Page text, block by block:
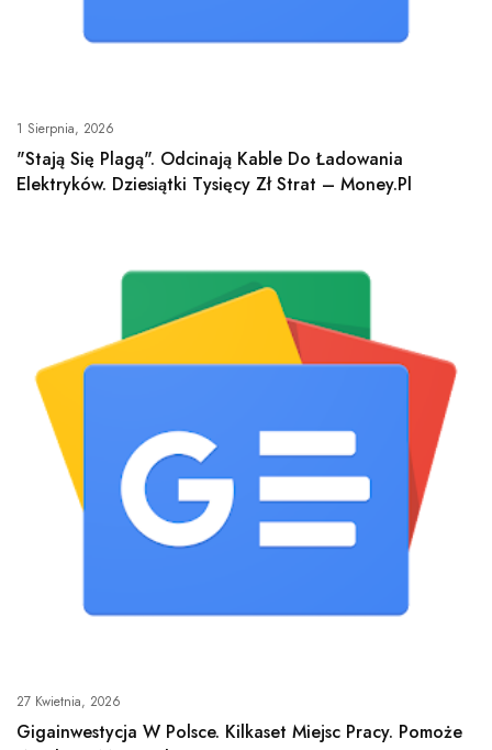
1 Sierpnia, 2026
"Stają Się Plagą". Odcinają Kable Do Ładowania
Elektryków. Dziesiątki Tysięcy Zł Strat – Money.pl
27 Kwietnia, 2026
Gigainwestycja W Polsce. Kilkaset Miejsc Pracy. Pomoże